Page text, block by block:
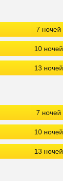
7 ночей
10 ночей
13 ночей
7 ночей
10 ночей
13 ночей